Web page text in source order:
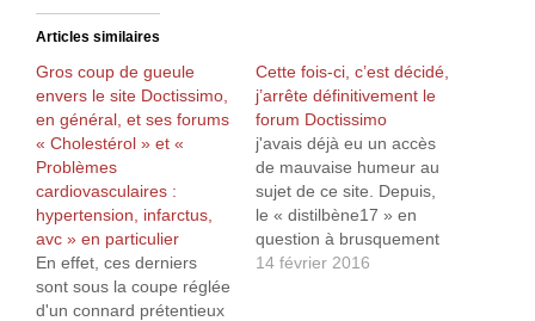
Articles similaires
Gros coup de gueule
envers le site Doctissimo,
en général, et ses forums
« Cholestérol » et «
Problèmes
cardiovasculaires :
hypertension, infarctus,
avc » en particulier
En effet, ces derniers
sont sous la coupe réglée
d'un connard prétentieux
Cette fois-ci, c’est décidé,
j’arrête définitivement le
forum Doctissimo
j'avais déjà eu un accès
de mauvaise humeur au
sujet de ce site. Depuis,
le « distilbène17 » en
question à brusquement
disparu du forum et
14 février 2016